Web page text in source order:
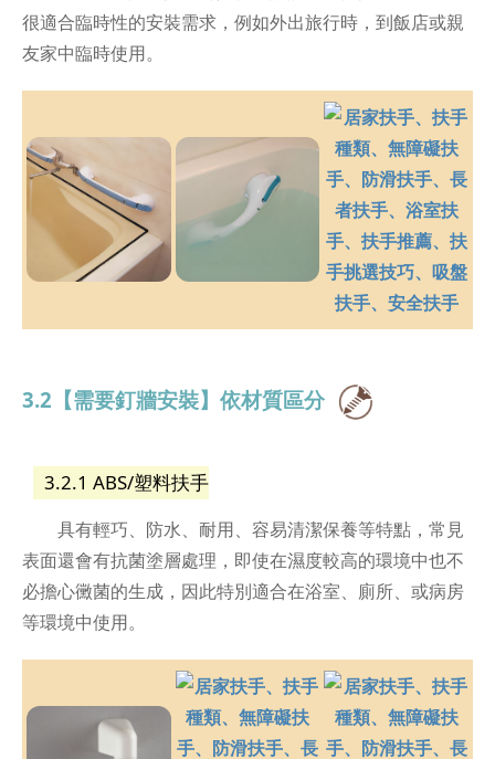
很適合臨時性的安裝需求，例如外出旅行時，到飯店或親
友家中臨時使用。
3.2【需要釘牆安裝】依材質區分
3.2.1 ABS/塑料扶手
具有輕巧、防水、耐用、容易清潔保養等特點，常見
表面還會有抗菌塗層處理，即使在濕度較高的環境中也不
必擔心黴菌的生成，因此特別適合在浴室、廁所、或病房
等環境中使用。